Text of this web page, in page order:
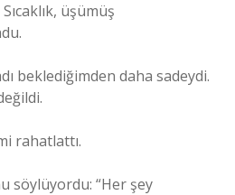
üşümüş
beklediğimden daha sadeydi.
rahatlattı.
söylüyordu: “Her şey